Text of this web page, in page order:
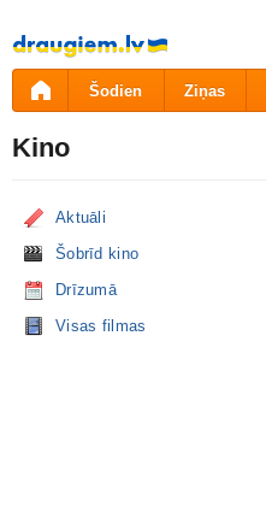
Pāriet
uz
saturu
Šodien Ziņas
Kino
Aktuāli
Šobrīd kino
Drīzumā
Visas filmas